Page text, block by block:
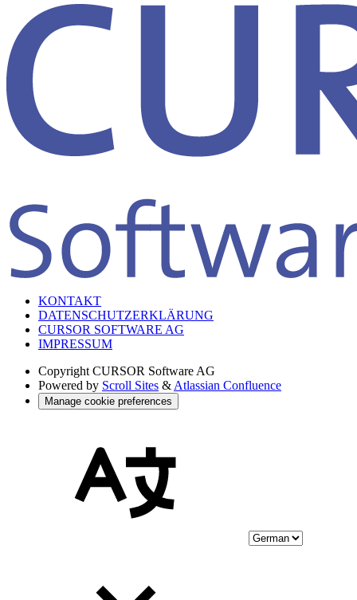
KONTAKT
DATENSCHUTZERKLÄRUNG
CURSOR SOFTWARE AG
IMPRESSUM
Copyright CURSOR Software AG
Powered by Scroll Sites & Atlassian Confluence
Manage cookie preferences